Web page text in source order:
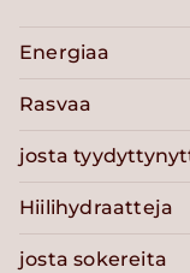
Energiaa
Rasvaa
josta
Hiilihydraatteja
josta sokereita